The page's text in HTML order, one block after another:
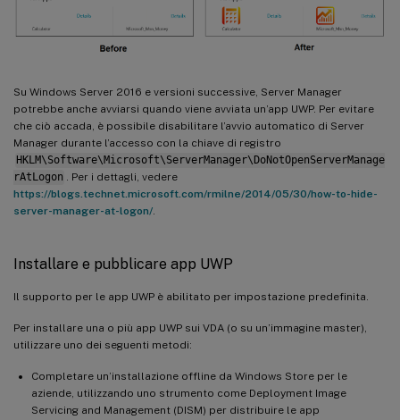
Su Windows Server 2016 e versioni successive, Server Manager
potrebbe anche avviarsi quando viene avviata un’app UWP. Per evitare
che ciò accada, è possibile disabilitare l’avvio automatico di Server
Manager durante l’accesso con la chiave di registro
HKLM\Software\Microsoft\ServerManager\DoNotOpenServerManage
rAtLogon . Per i dettagli, vedere
https://blogs.technet.microsoft.com/rmilne/2014/05/30/how-to-hide-
server-manager-at-logon/.
Installare e pubblicare app UWP
Il supporto per le app UWP è abilitato per impostazione predefinita.
Per installare una o più app UWP sui VDA (o su un’immagine master),
utilizzare uno dei seguenti metodi:
Completare un’installazione offline da Windows Store per le
aziende, utilizzando uno strumento come Deployment Image
Servicing and Management (DISM) per distribuire le app